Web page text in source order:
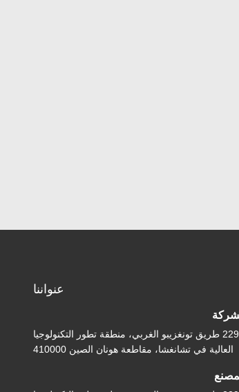
عنواننا
رقم 229 طريق تونغزيبو الغربي، منطقة تطور التكنولوجيا
العالية في تشانغشا، مقاطعة هونان الصين 410000